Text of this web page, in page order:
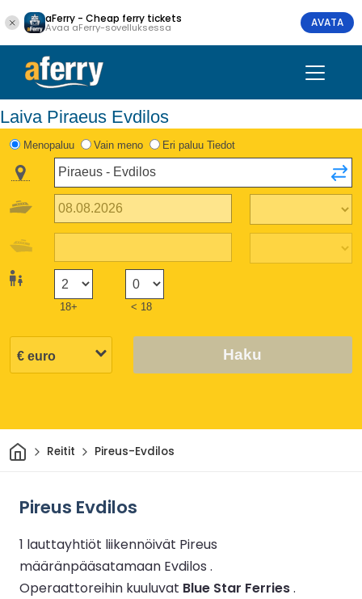
aFerry - Cheap ferry tickets
Avaa aFerry-sovelluksessa AVATA
Laiva Piraeus Evdilos
Menopaluu Vain meno Eri paluu Tiedot
18+ < 18
Haku
KotiinReitit Pireus-Evdilos
Pireus Evdilos
1 lauttayhtiöt liikennöivät Pireus
määränpääsatamaan Evdilos .
Operaattoreihin kuuluvat Blue Star Ferries.